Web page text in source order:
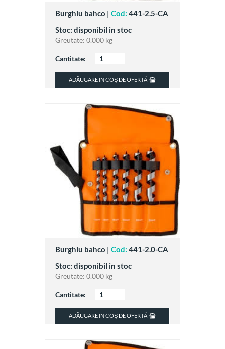
Burghiu bahco | Cod: 441-2.5-CA
Stoc: disponibil in stoc
Greutate: 0.000 kg
Cantitate:
ADĂUGARE ÎN COȘ DE OFERTĂ
Burghiu bahco | Cod: 441-2.0-CA
Stoc: disponibil in stoc
Greutate: 0.000 kg
Cantitate:
ADĂUGARE ÎN COȘ DE OFERTĂ